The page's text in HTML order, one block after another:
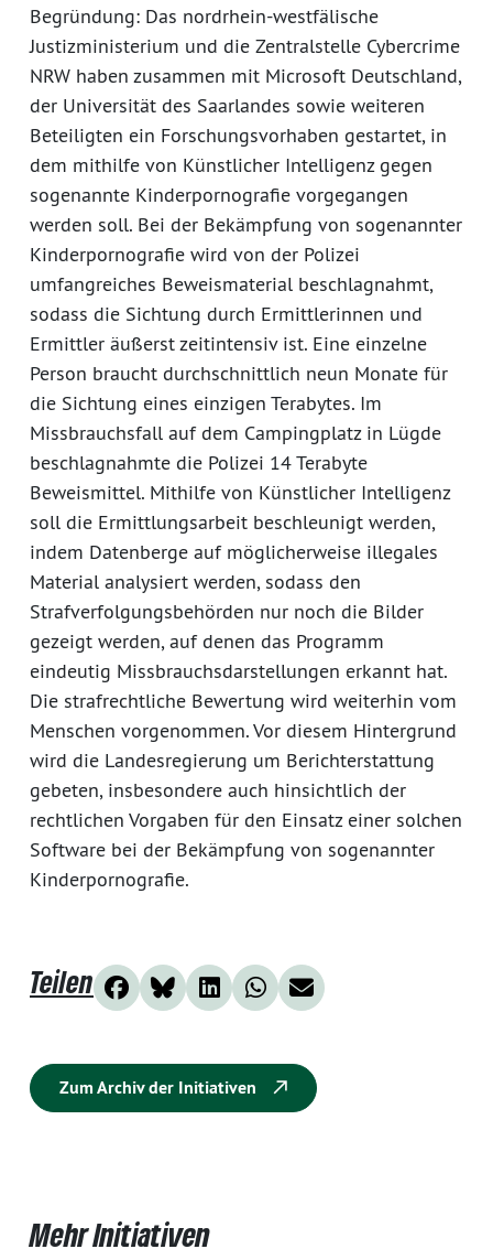
Begründung: Das nordrhein-westfälische
Justizministerium und die Zentralstelle Cybercrime
NRW haben zusammen mit Microsoft Deutschland,
der Universität des Saarlandes sowie weiteren
Beteiligten ein Forschungsvorhaben gestartet, in
dem mithilfe von Künstlicher Intelligenz gegen
sogenannte Kinderpornografie vorgegangen
werden soll. Bei der Bekämpfung von sogenannter
Kinderpornografie wird von der Polizei
umfangreiches Beweismaterial beschlagnahmt,
sodass die Sichtung durch Ermittlerinnen und
Ermittler äußerst zeitintensiv ist. Eine einzelne
Person braucht durchschnittlich neun Monate für
die Sichtung eines einzigen Terabytes. Im
Missbrauchsfall auf dem Campingplatz in Lügde
beschlagnahmte die Polizei 14 Terabyte
Beweismittel. Mithilfe von Künstlicher Intelligenz
soll die Ermittlungsarbeit beschleunigt werden,
indem Datenberge auf möglicherweise illegales
Material analysiert werden, sodass den
Strafverfolgungsbehörden nur noch die Bilder
gezeigt werden, auf denen das Programm
eindeutig Missbrauchsdarstellungen erkannt hat.
Die strafrechtliche Bewertung wird weiterhin vom
Menschen vorgenommen. Vor diesem Hintergrund
wird die Landesregierung um Berichterstattung
gebeten, insbesondere auch hinsichtlich der
rechtlichen Vorgaben für den Einsatz einer solchen
Software bei der Bekämpfung von sogenannter
Kinderpornografie.
Teilen
Zum Archiv der Initiativen
Mehr Initiativen